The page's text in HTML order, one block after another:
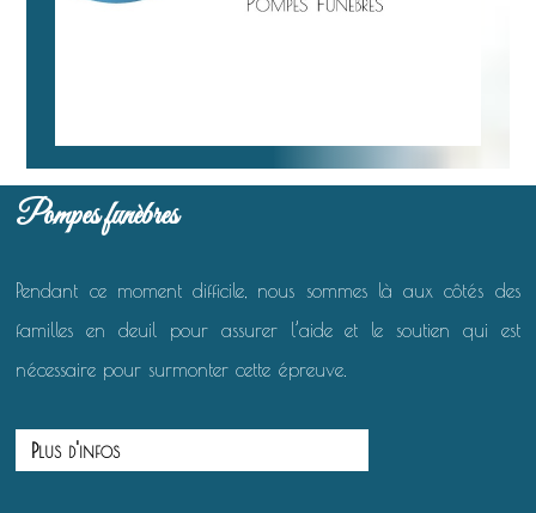
Pompes funèbres
Pendant ce moment difficile, nous sommes là aux côtés des
familles en deuil pour assurer l’aide et le soutien qui est
nécessaire pour surmonter cette épreuve.
Plus d'infos